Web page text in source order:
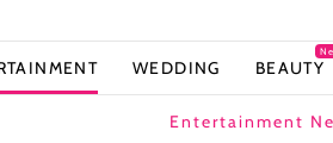
WEDDING BEAUTY
Entertainment